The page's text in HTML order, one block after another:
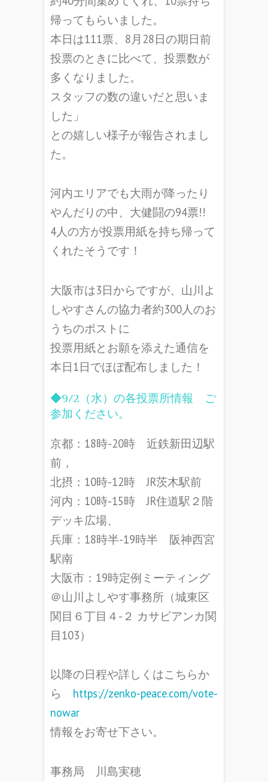
帰ってもらいました。
本日は111票、8月28日の期日前
投票のときに比べて、 投票数が
多くなりました。
スタッフの数の違いだと思いま
した」
との嬉しい様子が報告されまし
た。
河内エリアでも大雨が降ったり
やんだりの中、大健闘の94票!!
4人の方が投票用紙を持ち帰って
くれたそうです！
大阪市は3日からですが、 山川よ
しやすさんの協力者約300人のお
うちのポストに
投票用紙とお願を添えた通信を
本日1日でほぼ配布しました！
◆9/2（水）の各投票所情報 ご
参加ください。
京都：18時-20時 近鉄新田辺駅
前，
北摂：10時-12時 JR茨木駅前
河内：10時-15時 JR住道駅２階
デッキ広場、
兵庫：18時半-19時半 阪神西宮
駅南
大阪市：19時定例ミーティング
＠山川よしやす事務所（城東区
関目６丁目４-２ カサビアンカ関
目103）
以降の日程や詳しくはこちらか
ら https://zenko-peace.com/vote-
nowar
情報をお寄せ下さい。
事務局 川島実穂